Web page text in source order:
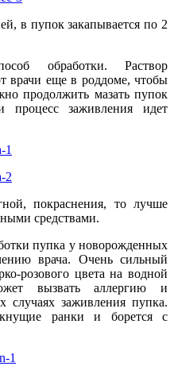
в пупок закапывается по 2
обработки. Раствор
врачи еще в роддоме, чтобы
продолжить мазать пупок
заживления идет
покраснения, то лучше
средствами.
пупка у новорожденных
врача. Очень сильный
розового цвета на водной
вызвать аллергию и
случаях заживления пупка.
ранки и борется с